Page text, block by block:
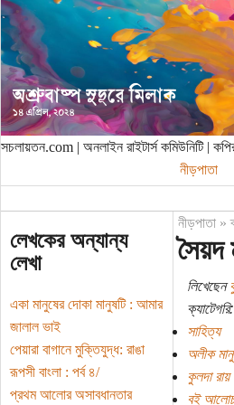
সচলায়তন.com | অনলাইন রাইটার্স কমিউনিটি |
নীড়পাতা
লেখকের অন্যান্য
লেখা
একা মানুষের দোকা মানুষটি : আমার
জালাল ভাই
পেয়ারা বাগানে মুক্তিযুদ্ধ: রাঙা
রূপসী বাংলা :‌ পর্ব ৪/
প্রথম আলোর অসাবধানতার
নীড়পাতা»
সৈয়দ
লিখেছেন
ক্যাটেগরি:
সাহিত্য
অলীক
কুলদা রায়
বই